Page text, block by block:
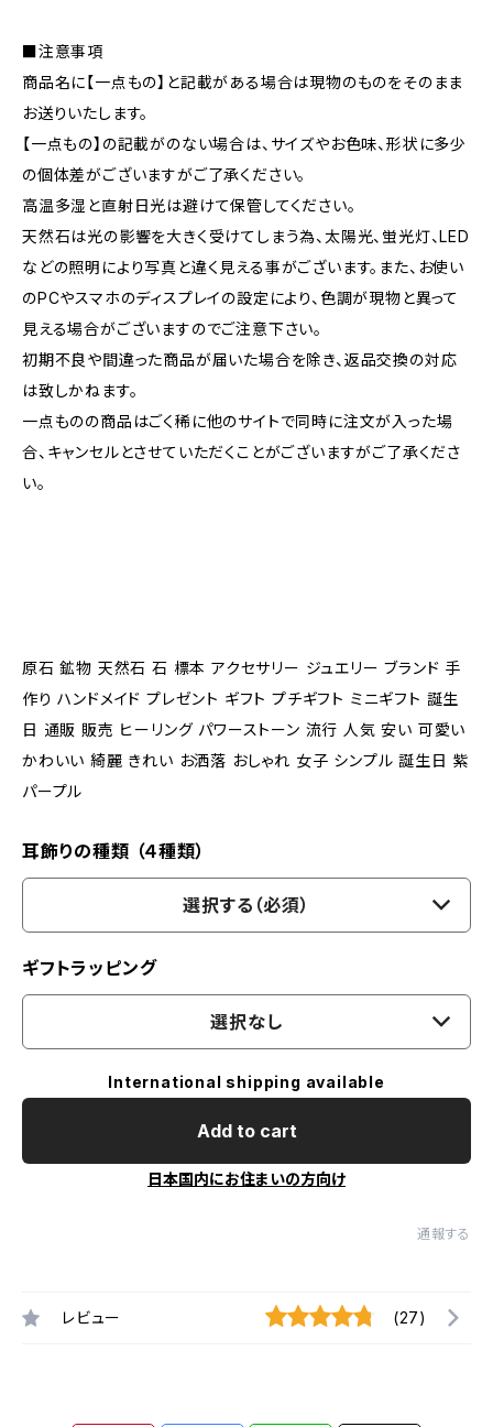
■注意事項
商品名に【一点もの】と記載がある場合は現物のものをそのまま
お送りいたします。
【一点もの】の記載がのない場合は、サイズやお色味、形状に多少
の個体差がございますがご了承ください。
高温多湿と直射日光は避けて保管してください。
天然石は光の影響を大きく受けてしまう為、太陽光、蛍光灯、LED
などの照明により写真と違く見える事がございます。また、お使い
のPCやスマホのディスプレイの設定により、色調が現物と異って
見える場合がございますのでご注意下さい。
初期不良や間違った商品が届いた場合を除き、返品交換の対応
は致しかねます。
一点ものの商品はごく稀に他のサイトで同時に注文が入った場
合、キャンセルとさせていただくことがございますがご了承くださ
い。
原石 鉱物 天然石 石 標本 アクセサリー ジュエリー ブランド 手
作り ハンドメイド プレゼント ギフト プチギフト ミニギフト 誕生
日 通販 販売 ヒーリング パワーストーン 流行 人気 安い 可愛い
かわいい 綺麗 きれい お洒落 おしゃれ 女子 シンプル 誕生日 紫
パープル
耳飾りの種類 （４種類）
選択する（必須）
ギフトラッピング
選択なし
International shipping available
Add to cart
日本国内にお住まいの方向け
通報する
レビュー (27)